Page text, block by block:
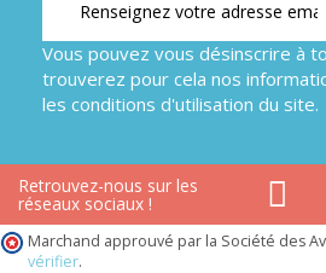
Vous pouvez vous désinscrire à
trouverez pour cela nos
les conditions d'utilisation du site.
Retrouvez-nous sur les
réseaux sociaux !
Marchand approuvé par la Société des
vérifier.